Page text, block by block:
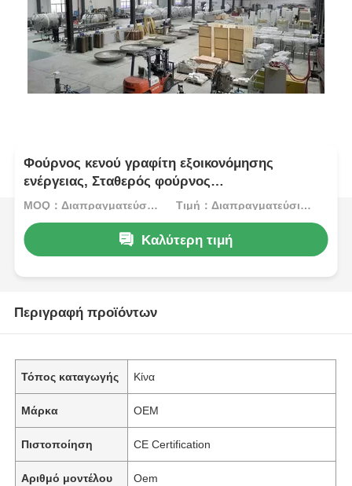
Φούρνος κενού γραφίτη εξοικονόμησης
ενέργειας, Σταθερός φούρνος
πυροσυσσωμάτωσης πίεσης αερίου
MOQ：Διαπραγματεύσιμος Τιμή：Διαπραγματεύσιμος
Καλύτερη τιμή
Περιγραφή προϊόντων
Τόπος καταγωγής Κίνα
Μάρκα OEM
Πιστοποίηση CE Certification
Αριθμό μοντέλου Oem